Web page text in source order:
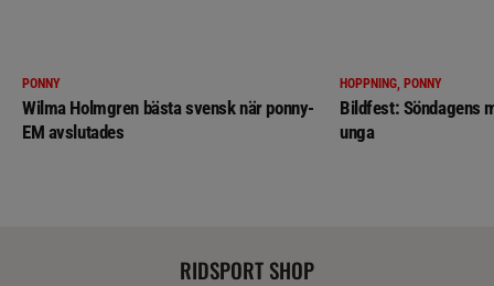
PONNY
Wilma Holmgren bästa svensk när ponny-
EM avslutades
HOPPNING, PONNY
Bildfest: Söndagens
unga
RIDSPORT SHOP